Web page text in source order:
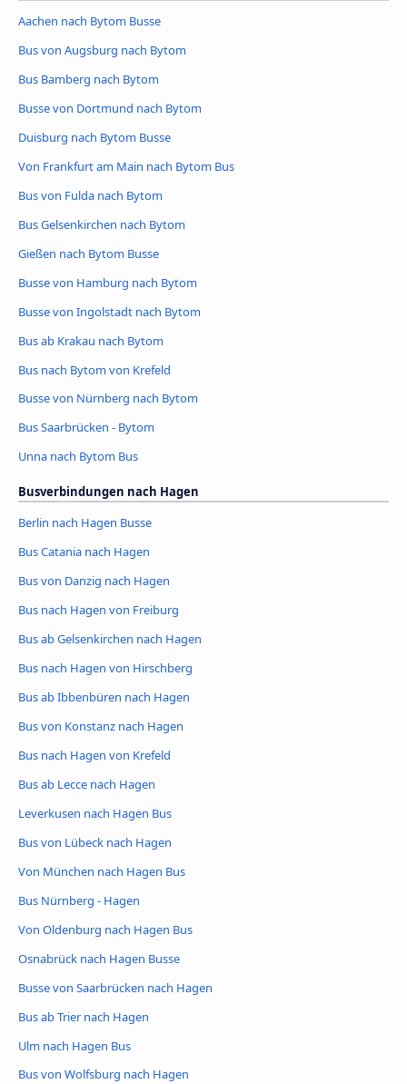
Aachen nach Bytom Busse
Bus von Augsburg nach Bytom
Bus Bamberg nach Bytom
Busse von Dortmund nach Bytom
Duisburg nach Bytom Busse
Von Frankfurt am Main nach Bytom Bus
Bus von Fulda nach Bytom
Bus Gelsenkirchen nach Bytom
Gießen nach Bytom Busse
Busse von Hamburg nach Bytom
Busse von Ingolstadt nach Bytom
Bus ab Krakau nach Bytom
Bus nach Bytom von Krefeld
Busse von Nürnberg nach Bytom
Bus Saarbrücken - Bytom
Unna nach Bytom Bus
Busverbindungen nach Hagen
Berlin nach Hagen Busse
Bus Catania nach Hagen
Bus von Danzig nach Hagen
Bus nach Hagen von Freiburg
Bus ab Gelsenkirchen nach Hagen
Bus nach Hagen von Hirschberg
Bus ab Ibbenbüren nach Hagen
Bus von Konstanz nach Hagen
Bus nach Hagen von Krefeld
Bus ab Lecce nach Hagen
Leverkusen nach Hagen Bus
Bus von Lübeck nach Hagen
Von München nach Hagen Bus
Bus Nürnberg - Hagen
Von Oldenburg nach Hagen Bus
Osnabrück nach Hagen Busse
Busse von Saarbrücken nach Hagen
Bus ab Trier nach Hagen
Ulm nach Hagen Bus
Bus von Wolfsburg nach Hagen